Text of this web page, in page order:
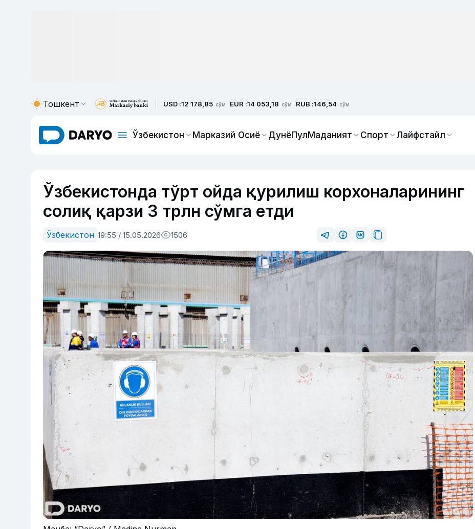
Тошкент USD :12 178,85 сўм EUR :14 053,18 сўм RUB :146,54 сўм
Ўзбекистон Марказий Осиё ДунёПулМаданият Спорт Лайфстайл
Ўзбекистонда тўрт ойда қурилиш корхоналарининг
солиқ қарзи 3 трлн сўмга етди
Ўзбекистон 19:55 / 15.05.2026 1506